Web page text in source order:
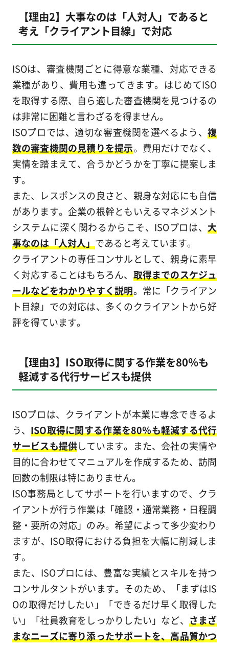
【理由2】大事なのは「人対人」であると
考え「クライアント目線」で対応
ISOは、審査機関ごとに得意な業種、対応できる
業種があり、費用も違ってきます。はじめてISO
を取得する際、自ら適した審査機関を見つけるの
は非常に困難と言わざるを得ません。
ISOプロでは、適切な審査機関を選べるよう、複
数の審査機関の見積りを提示。費用だけでなく、
実情を踏まえて、合うかどうかを丁寧に提案しま
す。
また、レスポンスの良さと、親身な対応にも自信
があります。企業の根幹ともいえるマネジメント
システムに深く関わるからこそ、ISOプロは、 大
事なのは「人対人」 であると考えています。
クライアントの専任コンサルとして、親身に素早
く対応することはもちろん、 取得までのスケジュ
ールなどをわかりやすく説明。常に「クライアン
ト目線」での対応は、多くのクライアントから好
評を得ています。
【理由3】ISO取得に関する作業を80％も
軽減する代行サービスも提供
ISOプロは、クライアントが本業に専念できるよ
う、 ISO取得に関する作業を80％も軽減する代行
サービスも提供しています。また、会社の実情や
目的に合わせてマニュアルを作成するため、訪問
回数の制限は特にありません。
ISO事務局としてサポートを行いますので、クラ
イアントが行う作業は「確認・通常業務・日程調
整・要所の対応」のみ。希望によって多少変わり
ますが、ISO取得における負担を大幅に削減しま
す。
また、ISOプロには、豊富な実績とスキルを持つ
コンサルタントがいます。そのため、「まずはIS
Oの取得だけしたい」「できるだけ早く取得した
い」「社員教育をしっかりしたい」など、 さまざ
まなニーズに寄り添ったサポートを、高品質かつ